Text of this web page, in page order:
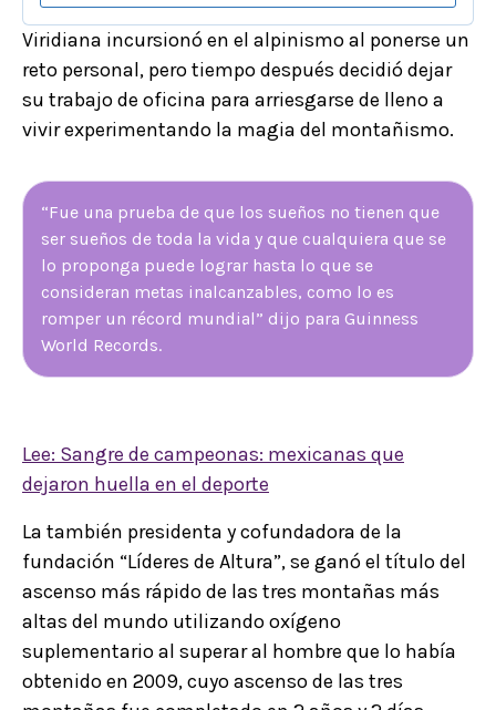
Viridiana incursionó en el alpinismo al ponerse un
reto personal, pero tiempo después decidió dejar
su trabajo de oficina para arriesgarse de lleno a
vivir experimentando la magia del montañismo.
“Fue una prueba de que los sueños no tienen que
ser sueños de toda la vida y que cualquiera que se
lo proponga puede lograr hasta lo que se
consideran metas inalcanzables, como lo es
romper un récord mundial” dijo para Guinness
World Records.
Lee: Sangre de campeonas: mexicanas que
dejaron huella en el deporte
La también presidenta y cofundadora de la
fundación “Líderes de Altura”, se ganó el título del
ascenso más rápido de las tres montañas más
altas del mundo utilizando oxígeno
suplementario al superar al hombre que lo había
obtenido en 2009, cuyo ascenso de las tres